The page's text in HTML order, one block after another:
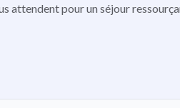
attendent pour un séjour